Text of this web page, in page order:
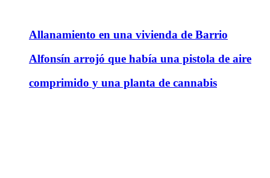
Allanamiento en una vivienda de Barrio
Alfonsín arrojó que había una pistola de aire
comprimido y una planta de cannabis